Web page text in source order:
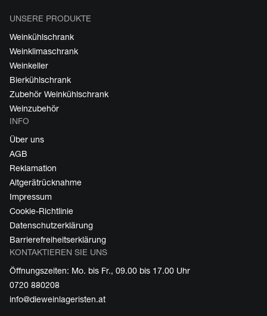
UNSERE PRODUKTE
Weinkühlschrank
Weinklimaschrank
Weinkeller
Bierkühlschrank
Zubehör Weinkühlschrank
Weinzubehör
INFO
Über uns
AGB
Reklamation
Altgerätrücknahme
Impressum
Cookie-Richtlinie
Datenschutzerklärung
Barrierefreiheitserklärung
KONTAKTIEREN SIE UNS
Öffnungszeiten: Mo. bis Fr., 09.00 bis 17.00 Uhr
0720 880208
info@dieweinlageristen.at